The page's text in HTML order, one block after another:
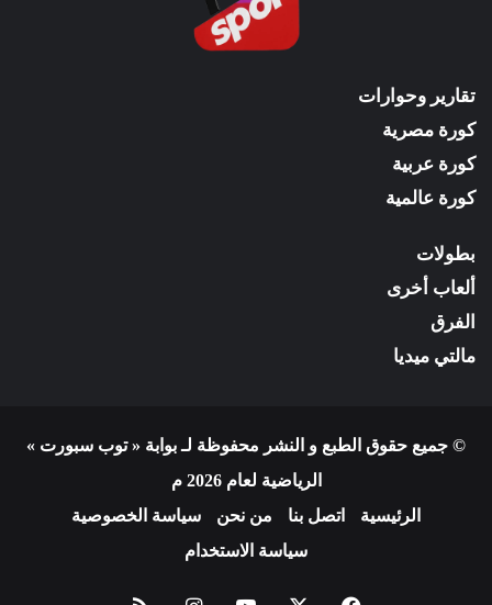
تقارير وحوارات
كورة مصرية
كورة عربية
كورة عالمية
بطولات
ألعاب أخرى
الفرق
مالتي ميديا
© جميع حقوق الطبع و النشر محفوظة لـ بوابة « توب سبورت »
الرياضية لعام 2026 م
الرئيسية
اتصل بنا من نحن
سياسة الخصوصية
سياسة الاستخدام